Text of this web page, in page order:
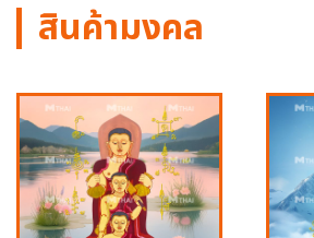
สินค้ามงคล